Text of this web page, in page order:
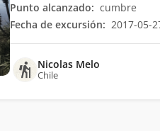
Punto alcanzado: cumbre
Fecha de excursión: 2017-05-
Nicolas Melo
Chile